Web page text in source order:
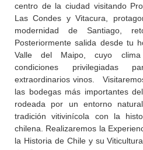
centro de la ciudad visitando
Las Condes y Vitacura,
modernidad de Santiago,
Posteriormente salida desde tu
Valle del Maipo, cuyo
condiciones privilegiadas
extraordinarios vinos.
las bodegas más importantes
rodeada por un entorno
tradición vitivinícola con la
chilena. Realizaremos la
la Historia de Chile y su